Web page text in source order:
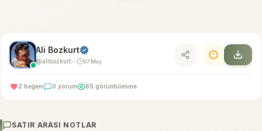
Ali Bozkurt
@alibozkurt• • 07 May
2 beğeni 0 yorum 65 görüntülenme
SATIR ARASI NOTLAR